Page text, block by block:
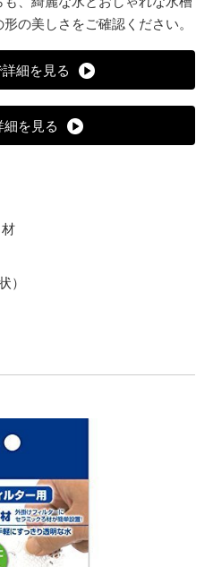
の美しさをご確認ください。
細を見る
を見る
）